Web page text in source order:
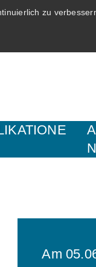
zu
N
Am